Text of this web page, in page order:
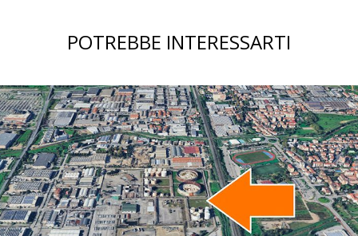
POTREBBE INTERESSARTI